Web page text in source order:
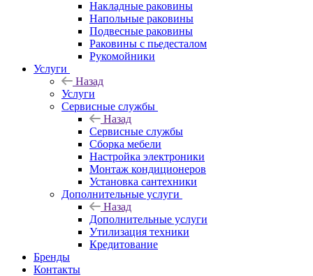
Накладные раковины
Напольные раковины
Подвесные раковины
Раковины с пьедесталом
Рукомойники
Услуги
Назад
Услуги
Сервисные службы
Назад
Сервисные службы
Сборка мебели
Настройка электроники
Монтаж кондиционеров
Установка сантехники
Дополнительные услуги
Назад
Дополнительные услуги
Утилизация техники
Кредитование
Бренды
Контакты